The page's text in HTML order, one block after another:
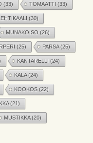
(33) TOMAATTI (33)
(30)
MUNAKOISO (26)
(25) PARSA(25)
KANTARELLI (24)
KALA(24)
KOOKOS (22)
(21)
MUSTIKKA(20)